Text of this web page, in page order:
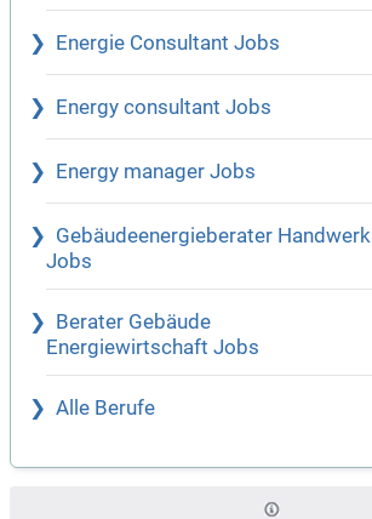
Energie Consultant Jobs
Energy consultant Jobs
Energy manager Jobs
Gebäudeenergieberater Handwerk
Jobs
Berater Gebäude
Energiewirtschaft Jobs
Alle Berufe